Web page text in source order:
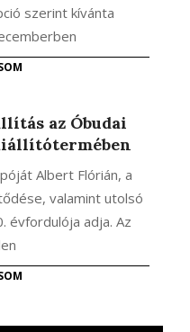
szerint kívánta
az Óbudai
Albert Flórián, a
valamint utolsó
évfordulója adja. Az